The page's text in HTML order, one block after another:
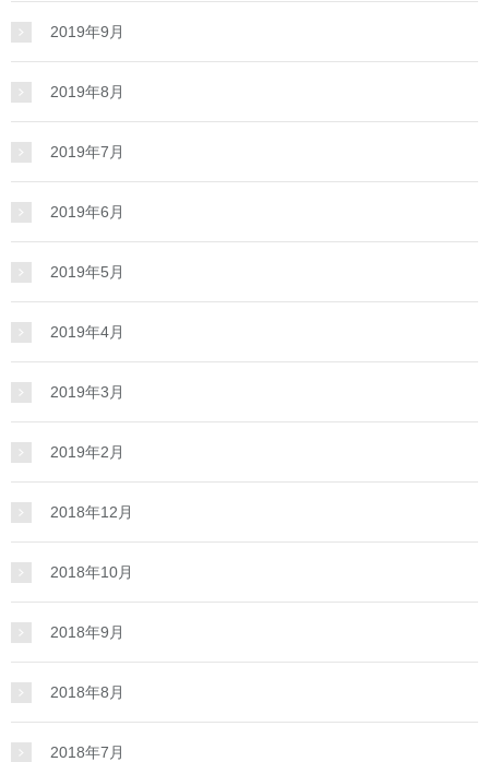
2019年9月
2019年8月
2019年7月
2019年6月
2019年5月
2019年4月
2019年3月
2019年2月
2018年12月
2018年10月
2018年9月
2018年8月
2018年7月